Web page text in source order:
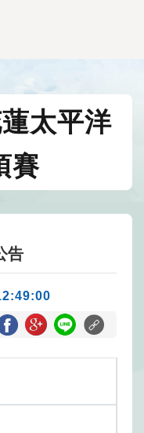
太平洋
賽
告